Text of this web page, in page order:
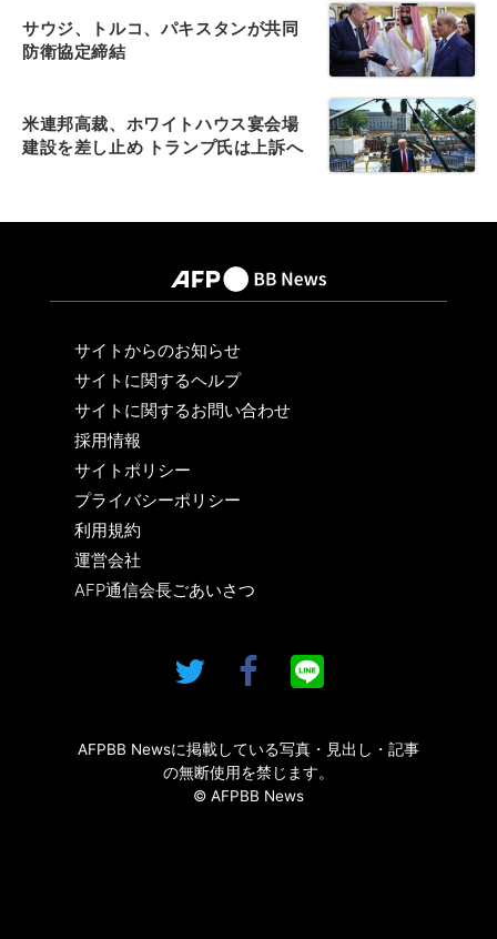
サウジ、トルコ、パキスタンが共同
防衛協定締結
米連邦高裁、ホワイトハウス宴会場
建設を差し止め トランプ氏は上訴へ
サイトからのお知らせ
サイトに関するヘルプ
サイトに関するお問い合わせ
採用情報
サイトポリシー
プライバシーポリシー
利用規約
運営会社
AFP通信会長ごあいさつ
AFPBB Newsに掲載している写真・見出し・記事
の無断使用を禁じます。
© AFPBB News